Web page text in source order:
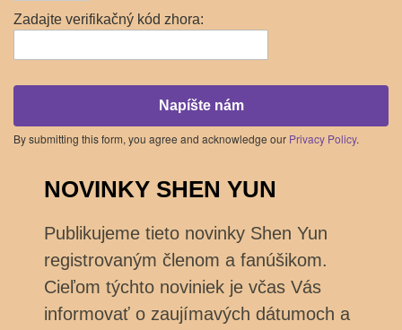
Zadajte verifikačný kód zhora:
Napíšte nám
By submitting this form, you agree and acknowledge our Privacy Policy.
NOVINKY SHEN YUN
Publikujeme tieto novinky Shen Yun
registrovaným členom a fanúšikom.
Cieľom týchto noviniek je včas Vás
informovať o zaujímavých dátumoch a